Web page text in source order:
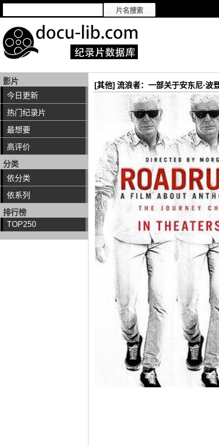
影片
今日更新
热门纪录片
最想要
高评价
分类
依分类
依系列
排行榜
TOP250
[其他] 流浪者：一部关于安东尼·